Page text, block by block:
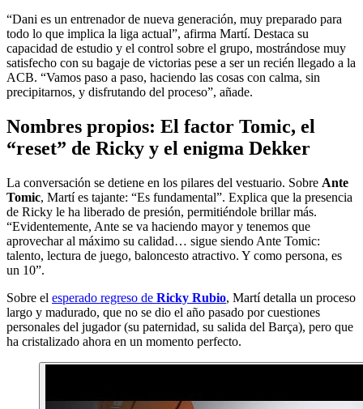
“Dani es un entrenador de nueva generación, muy preparado para
todo lo que implica la liga actual”, afirma Martí. Destaca su
capacidad de estudio y el control sobre el grupo, mostrándose muy
satisfecho con su bagaje de victorias pese a ser un recién llegado a la
ACB. “Vamos paso a paso, haciendo las cosas con calma, sin
precipitarnos, y disfrutando del proceso”, añade.
Nombres propios: El factor Tomic, el
“reset” de Ricky y el enigma Dekker
La conversación se detiene en los pilares del vestuario. Sobre Ante
Tomic, Martí es tajante: “Es fundamental”. Explica que la presencia
de Ricky le ha liberado de presión, permitiéndole brillar más.
“Evidentemente, Ante se va haciendo mayor y tenemos que
aprovechar al máximo su calidad… sigue siendo Ante Tomic:
talento, lectura de juego, baloncesto atractivo. Y como persona, es
un 10”.
Sobre el esperado regreso de Ricky Rubio, Martí detalla un proceso
largo y madurado, que no se dio el año pasado por cuestiones
personales del jugador (su paternidad, su salida del Barça), pero que
ha cristalizado ahora en un momento perfecto.